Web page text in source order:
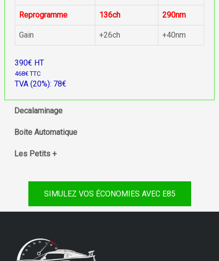
Reprogramme 136ch 290nm
Gain +26ch +40nm
390€ HT
468€ TTC
TVA (20%): 78€
Decalaminage
Boite Automatique
Les Petits +
SIMULEZ VOS ÉCONOMIES AVEC E85